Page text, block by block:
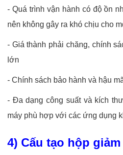
- Quá trình vận hành có độ ồn
nên không gây ra khó chịu cho
- Giá thành phải chăng, chính
lớn
- Chính sách bảo hành và hậu
- Đa dạng công suất và kích
máy phù hợp với các ứng dụng
4) Cấu tạo hộp